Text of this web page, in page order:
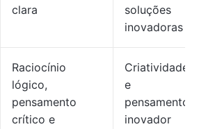
clara
soluções
inovadoras
Raciocínio
lógico,
pensamento
crítico e
Criatividade
e
pensamento
inovador